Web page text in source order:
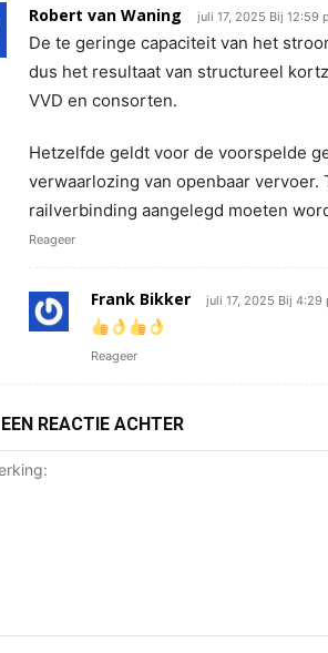
Robert van Waning juli 17, 2025 Bij 12:59
De te geringe capaciteit van het
dus het resultaat van structureel
VVD en consorten.
Hetzelfde geldt voor de voorspelde
verwaarlozing van openbaar vervoer.
railverbinding aangelegd moeten
Reageer
Frank Bikker juli 17, 2025 Bij 4:29
Reageer
REACTIE ACHTER